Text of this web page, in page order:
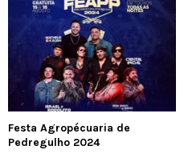
Festa Agropécuaria de
Pedregulho 2024